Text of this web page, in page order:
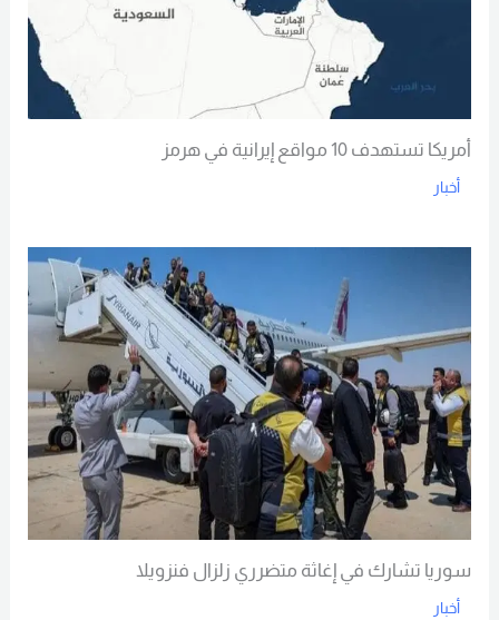
أمريكا تستهدف 10 مواقع إيرانية في هرمز
أخبار
سوريا تشارك في إغاثة متضرري زلزال فنزويلا
أخبار